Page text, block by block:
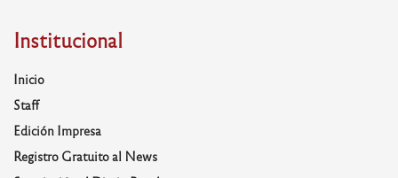
Institucional
Inicio
Staff
Edición Impresa
Registro Gratuito al News